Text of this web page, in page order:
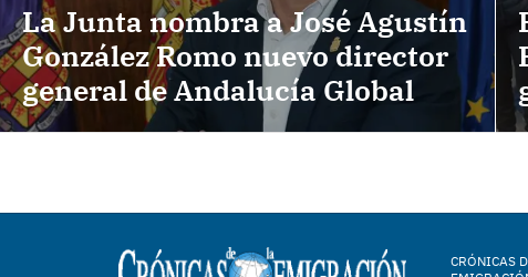
La Junta nombra a José Agustín
González Romo nuevo director
general de Andalucía Global
CRÓNICAS